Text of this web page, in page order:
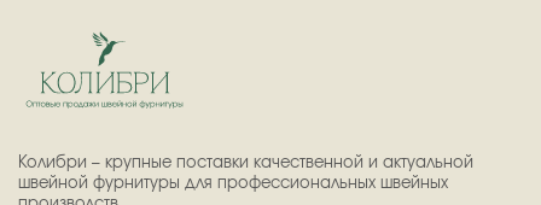
Колибри – крупные поставки качественной и актуальной
швейной фурнитуры для профессиональных швейных